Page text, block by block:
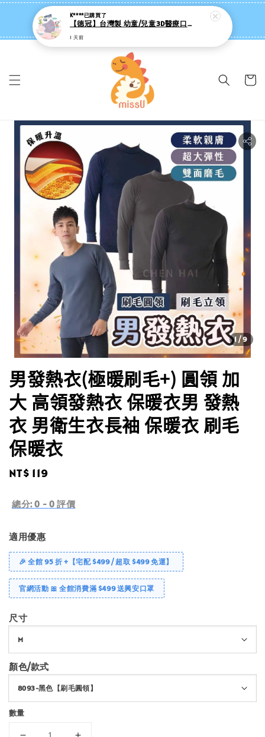
missU 迷思悠官方旗艦店 ❤️ 迷粉招募中
👉點我【追蹤社群送 $20 】
1 /9
男發熱衣(極暖刷毛+) 圓領 加
大 高領發熱衣 保暖衣男 發熱
衣 男衛生衣長袖 保暖衣 刷毛
保暖衣
Regular
NT$ 119
總分:0 - 0 評價
適用優惠
🎉 全館 95 折 +【宅配 $499 / 超取 $499 免運】
官網活動 🎀 全館消費滿 $499 送興安口罩
尺寸
顏色/款式
數量
K****已購買了
【德冠】台灣製 幼童/兒童3D醫療口罩 (50入/絲滑內裡/彈性耳繩)
1 天前